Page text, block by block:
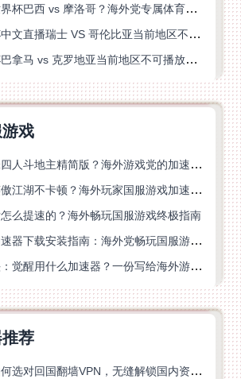
在国外如何看世界杯巴西 vs 摩洛哥？海外党专属体育观赛指南来了
在国外看世界杯中文直播瑞士 VS 哥伦比亚当前地区不可播放？这篇指南帮你搞定
在国外看世界杯巴拿马 vs 克罗地亚当前地区不可播放？这篇指南帮你轻松解决海外体育直播难题
戏
巴西怎么玩边锋四人斗地主精简版？海外游戏党的加速器终极选择
巴西怎么玩新笑傲江湖不卡顿？海外玩家国服游戏加速终极指南（附猫和老鼠一梦江湖实测）
么提速的？海外畅玩国服游戏终极指南
足球世界国外加速器下载安装指南：海外党畅玩国服游戏的终极解决方案
国外玩合金弹头：觉醒用什么加速器？一份写给海外游子的畅玩指南
荐
海外党必看：如何选对回国翻墙VPN，无缝解锁国内资源？